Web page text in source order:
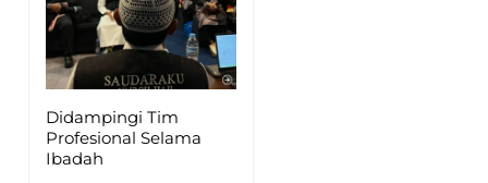
Didampingi Tim
Profesional Selama
Ibadah